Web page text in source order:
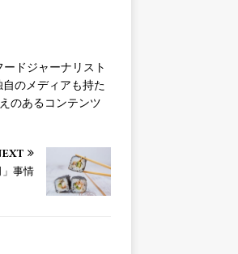
ドジャーナリスト
のメディアも持た
のあるコンテンツ
事情